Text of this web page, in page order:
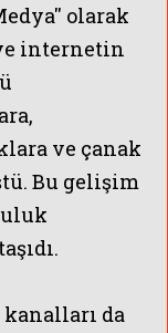
olarak
internetin
ve çanak
Bu gelişim
da